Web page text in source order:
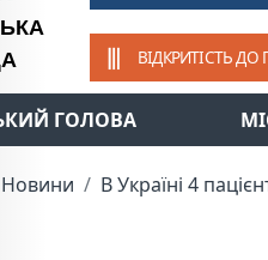
ВІДКРИТІСТЬ ДО
ГОЛОВА
Новини В Україні 4